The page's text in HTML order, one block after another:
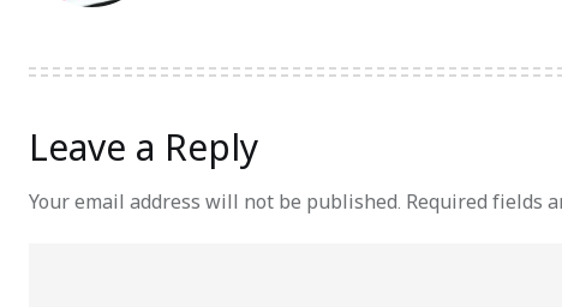
Leave a Reply
Your email address will not be published. Required fields